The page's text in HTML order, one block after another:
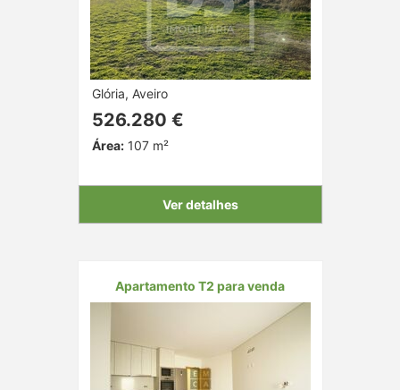
Glória, Aveiro
526.280 €
Área:107 m²
Ver detalhes
Apartamento T2 para venda